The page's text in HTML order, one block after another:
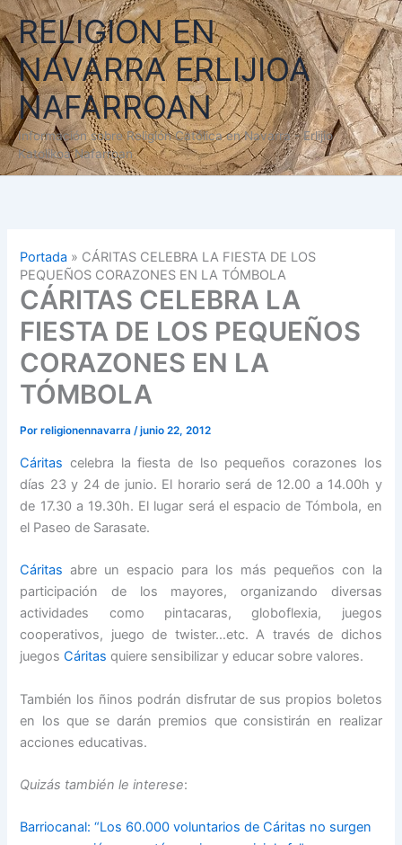
Ir
al
contenido
RELIGION EN
NAVARRA ERLIJIOA
NAFARROAN
Información sobre Religión Católica en Navarra - Erlijio
Katolikoa Nafarroan
Portada » CÁRITAS CELEBRA LA FIESTA DE LOS
PEQUEÑOS CORAZONES EN LA TÓMBOLA
CÁRITAS CELEBRA LA
FIESTA DE LOS PEQUEÑOS
CORAZONES EN LA
TÓMBOLA
Porreligionennavarra/junio 22, 2012
Cáritas celebra la fiesta de lso pequeños corazones los
días 23 y 24 de junio. El horario será de 12.00 a 14.00h y
de 17.30 a 19.30h. El lugar será el espacio de Tómbola, en
el Paseo de Sarasate.
Cáritas abre un espacio para los más pequeños con la
participación de los mayores, organizando diversas
actividades como pintacaras, globoflexia, juegos
cooperativos, juego de twister…etc. A través de dichos
juegosCáritas quiere sensibilizar y educar sobre valores.
También los ñinos podrán disfrutar de sus propios boletos
en los que se darán premios que consistirán en realizar
acciones educativas.
Quizás también le interese:
Barriocanal: “Los 60.000 voluntarios de Cáritas no surgen